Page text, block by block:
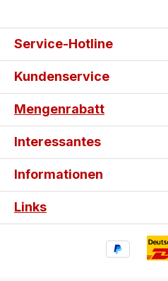
Service-Hotline
Kundenservice
Mengenrabatt
Interessantes
Informationen
Links